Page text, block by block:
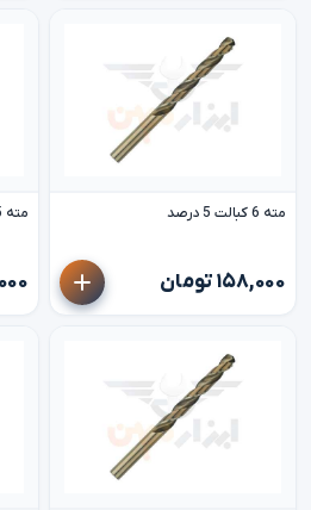
مته 6 کبالت 5 درصد
۱۵۸,۰۰۰ تومان
مته 6.5 کبالت 5 درصد